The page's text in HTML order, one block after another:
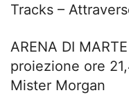
Tracks –
ARENA DI
proiezione ore
Mister Morgan